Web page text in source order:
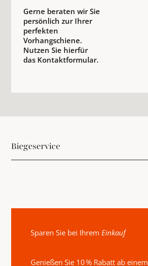
Gerne beraten wir Sie
persönlich zur Ihrer
perfekten
Vorhangschiene.
Nutzen Sie hierfür
das Kontaktformular.
Biegeservice
Sparen Sie bei Ihrem Einkauf
Genießen Sie 10 % Rabatt ab einem